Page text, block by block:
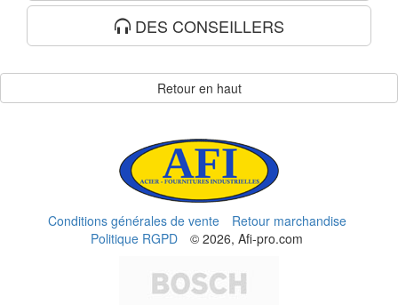
DES CONSEILLERS
Retour en haut
Conditions générales de vente
Retour marchandise
Politique RGPD
© 2026, Afi-pro.com